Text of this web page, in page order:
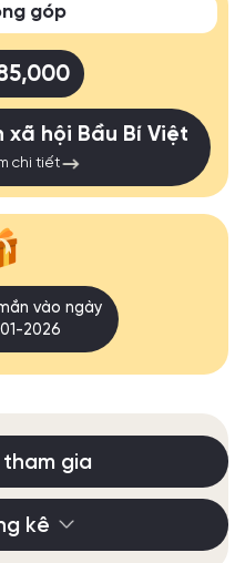
góp
xã hội Bầu Bí Việt
chi tiết
vào ngày
2026
tham gia
kê